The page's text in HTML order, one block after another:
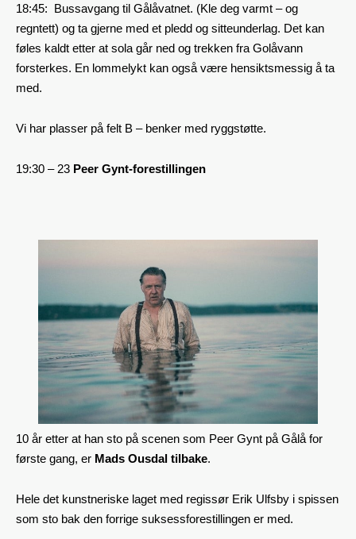
18:45: Bussavgang til Gålåvatnet. (Kle deg varmt – og
regntett) og ta gjerne med et pledd og sitteunderlag. Det kan
føles kaldt etter at sola går ned og trekken fra Golåvann
forsterkes. En lommelykt kan også være hensiktsmessig å ta
med.
Vi har plasser på felt B – benker med ryggstøtte.
19:30 – 23 Peer Gynt-forestillingen
10 år etter at han sto på scenen som Peer Gynt på Gålå for
første gang, er Mads Ousdal tilbake.
Hele det kunstneriske laget med regissør Erik Ulfsby i spissen
som sto bak den forrige suksessforestillingen er med.